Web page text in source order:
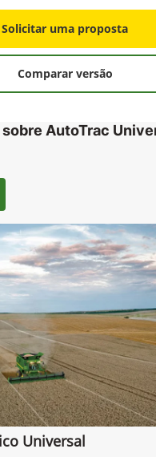
Solicitar uma proposta
Comparar versão
AutoTrac
Universal